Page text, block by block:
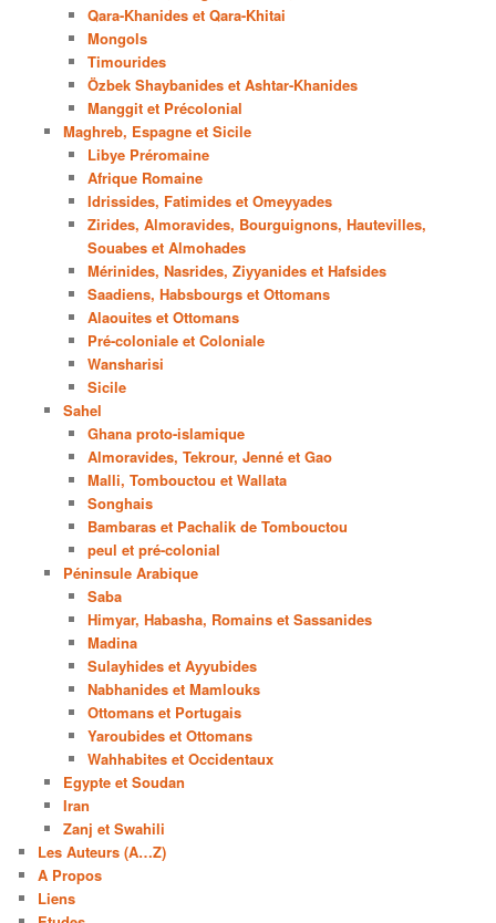
Qara-Khanides et Qara-Khitai
Mongols
Timourides
Özbek Shaybanides et Ashtar-Khanides
Manggit et Précolonial
Maghreb, Espagne et Sicile
Libye Préromaine
Afrique Romaine
Idrissides, Fatimides et Omeyyades
Zirides, Almoravides, Bourguignons, Hautevilles,
Souabes et Almohades
Mérinides, Nasrides, Ziyyanides et Hafsides
Saadiens, Habsbourgs et Ottomans
Alaouites et Ottomans
Pré-coloniale et Coloniale
Wansharisi
Sicile
Sahel
Ghana proto-islamique
Almoravides, Tekrour, Jenné et Gao
Malli, Tombouctou et Wallata
Songhais
Bambaras et Pachalik de Tombouctou
peul et pré-colonial
Péninsule Arabique
Saba
Himyar, Habasha, Romains et Sassanides
Madina
Sulayhides et Ayyubides
Nabhanides et Mamlouks
Ottomans et Portugais
Yaroubides et Ottomans
Wahhabites et Occidentaux
Egypte et Soudan
Iran
Zanj et Swahili
Les Auteurs (A…Z)
A Propos
Liens